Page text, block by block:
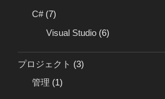
C#(7)
Visual Studio (6)
プロジェクト (3)
管理 (1)